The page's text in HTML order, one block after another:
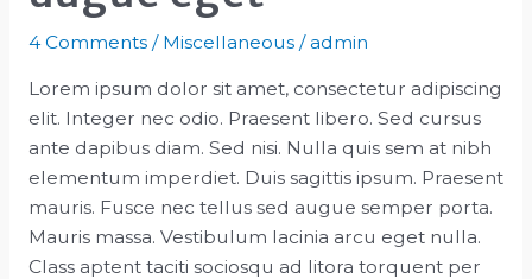
4 Comments / Miscellaneous/admin
Lorem ipsum dolor sit amet, consectetur adipiscing
elit. Integer nec odio. Praesent libero. Sed cursus
ante dapibus diam. Sed nisi. Nulla quis sem at nibh
elementum imperdiet. Duis sagittis ipsum. Praesent
mauris. Fusce nec tellus sed augue semper porta.
Mauris massa. Vestibulum lacinia arcu eget nulla.
Class aptent taciti sociosqu ad litora torquent per